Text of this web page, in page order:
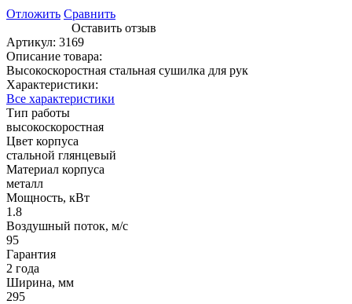
Отложить Сравнить
Оставить отзыв
Артикул: 3169
Описание товара:
Высокоскоростная стальная сушилка для рук
Характеристики:
Все характеристики
Тип работы
высокоскоростная
Цвет корпуса
стальной глянцевый
Материал корпуса
металл
Мощность, кВт
1.8
Воздушный поток, м/с
95
Гарантия
2 года
Ширина, мм
295